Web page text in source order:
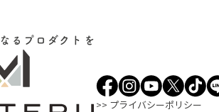
るプロダクトを
>> プライバシーポリシー